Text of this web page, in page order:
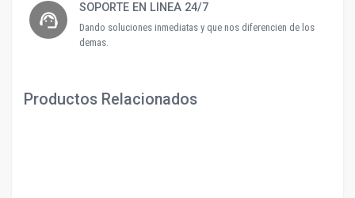
support_agent
SOPORTE EN LINEA 24/7
Dando soluciones inmediatas y que nos diferencien de los
demas.
Productos Relacionados